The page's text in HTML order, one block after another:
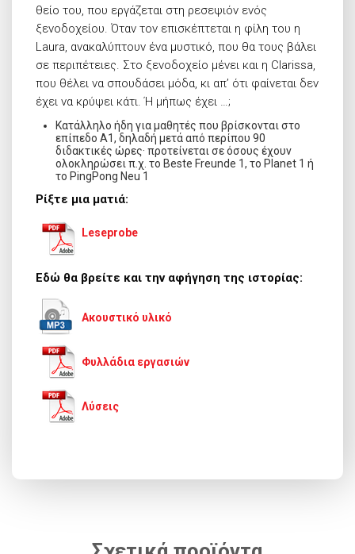
θείο του, που εργάζεται στη ρεσεψιόν ενός
ξενοδοχείου. Όταν τον επισκέπτεται η φίλη του η
Laura, ανακαλύπτουν ένα μυστικό, που θα τους βάλει
σε περιπέτειες. Στο ξενοδοχείο μένει και η Clarissa,
που θέλει να σπουδάσει μόδα, κι απ’ ότι φαίνεται δεν
έχει να κρύψει κάτι. Ή μήπως έχει …;
Κατάλληλο ήδη για μαθητές που βρίσκονται στο
επίπεδο Α1, δηλαδή μετά από περίπου 90
διδακτικές ώρες· προτείνεται σε όσους έχουν
ολοκληρώσει π.χ. το Beste Freunde 1, το Planet 1 ή
το PingPong Neu 1
Ρίξτε μια ματιά:
Leseprobe
Εδώ θα βρείτε και την αφήγηση της ιστορίας:
Ακουστικό υλικό
Φυλλάδια εργασιών
Λύσεις